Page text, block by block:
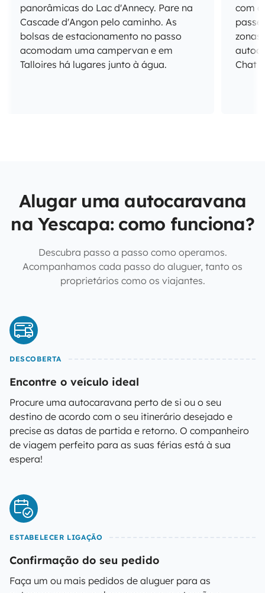
panorâmicas do Lac d'Annecy. Pare na
Cascade d'Angon pelo caminho. As
bolsas de estacionamento no passo
acomodam uma campervan e em
Talloires há lugares junto à água.
com
zonas
Chat
Alugar uma autocaravana
na Yescapa: como funciona?
Descubra passo a passo como operamos.
Acompanhamos cada passo do aluguer, tanto os
proprietários como os viajantes.
DESCOBERTA
Encontre o veículo ideal
Procure uma autocaravana perto de si ou o seu
destino de acordo com o seu itinerário desejado e
precise as datas de partida e retorno. O companheiro
de viagem perfeito para as suas férias está à sua
espera!
ESTABELECER LIGAÇÃO
Confirmação do seu pedido
Faça um ou mais pedidos de aluguer para as